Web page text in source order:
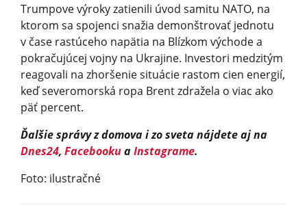
Trumpove výroky zatienili úvod samitu NATO, na
ktorom sa spojenci snažia demonštrovať jednotu
v čase rastúceho napätia na Blízkom východe a
pokračujúcej vojny na Ukrajine. Investori medzitým
reagovali na zhoršenie situácie rastom cien energií,
keď severomorská ropa Brent zdražela o viac ako
päť percent.
Ďalšie správy z domova i zo sveta nájdete aj na
Dnes24, FacebookuaInstagrame.
Foto: ilustračné